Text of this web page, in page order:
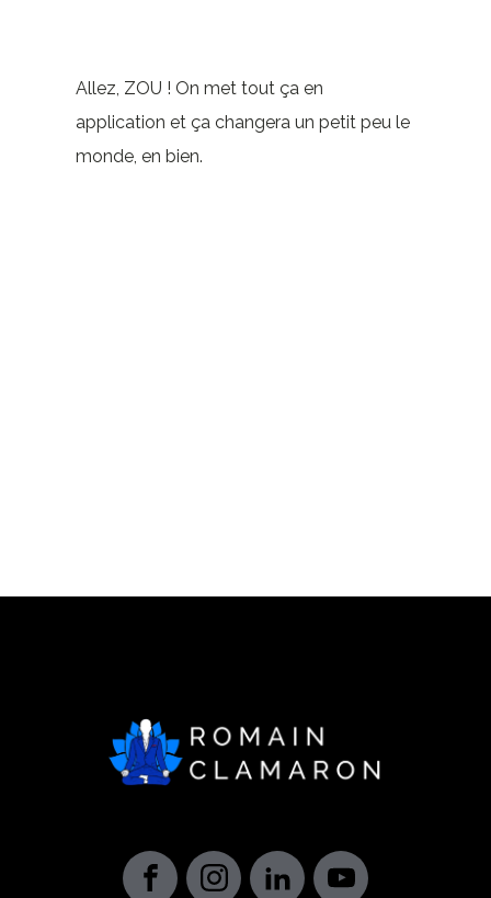
Allez, ZOU ! On met tout ça en
application et ça changera un petit peu le
monde, en bien.